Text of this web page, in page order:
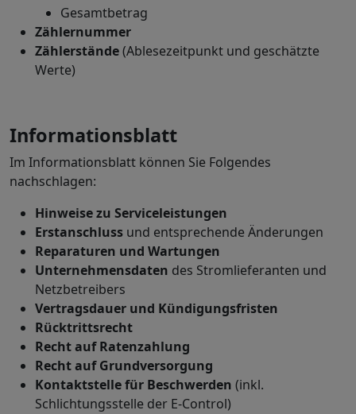
Gesamtbetrag
Zählernummer
Zählerstände(Ablesezeitpunkt und geschätzte
Werte)
Informationsblatt
Im Informationsblatt können Sie Folgendes
nachschlagen:
Hinweise zu Serviceleistungen
Erstanschluss und entsprechende Änderungen
Reparaturen und Wartungen
Unternehmensdaten des Stromlieferanten und
Netzbetreibers
Vertragsdauer und Kündigungsfristen
Rücktrittsrecht
Recht auf Ratenzahlung
Recht auf Grundversorgung
Kontaktstelle für Beschwerden (inkl.
Schlichtungsstelle der E-Control)